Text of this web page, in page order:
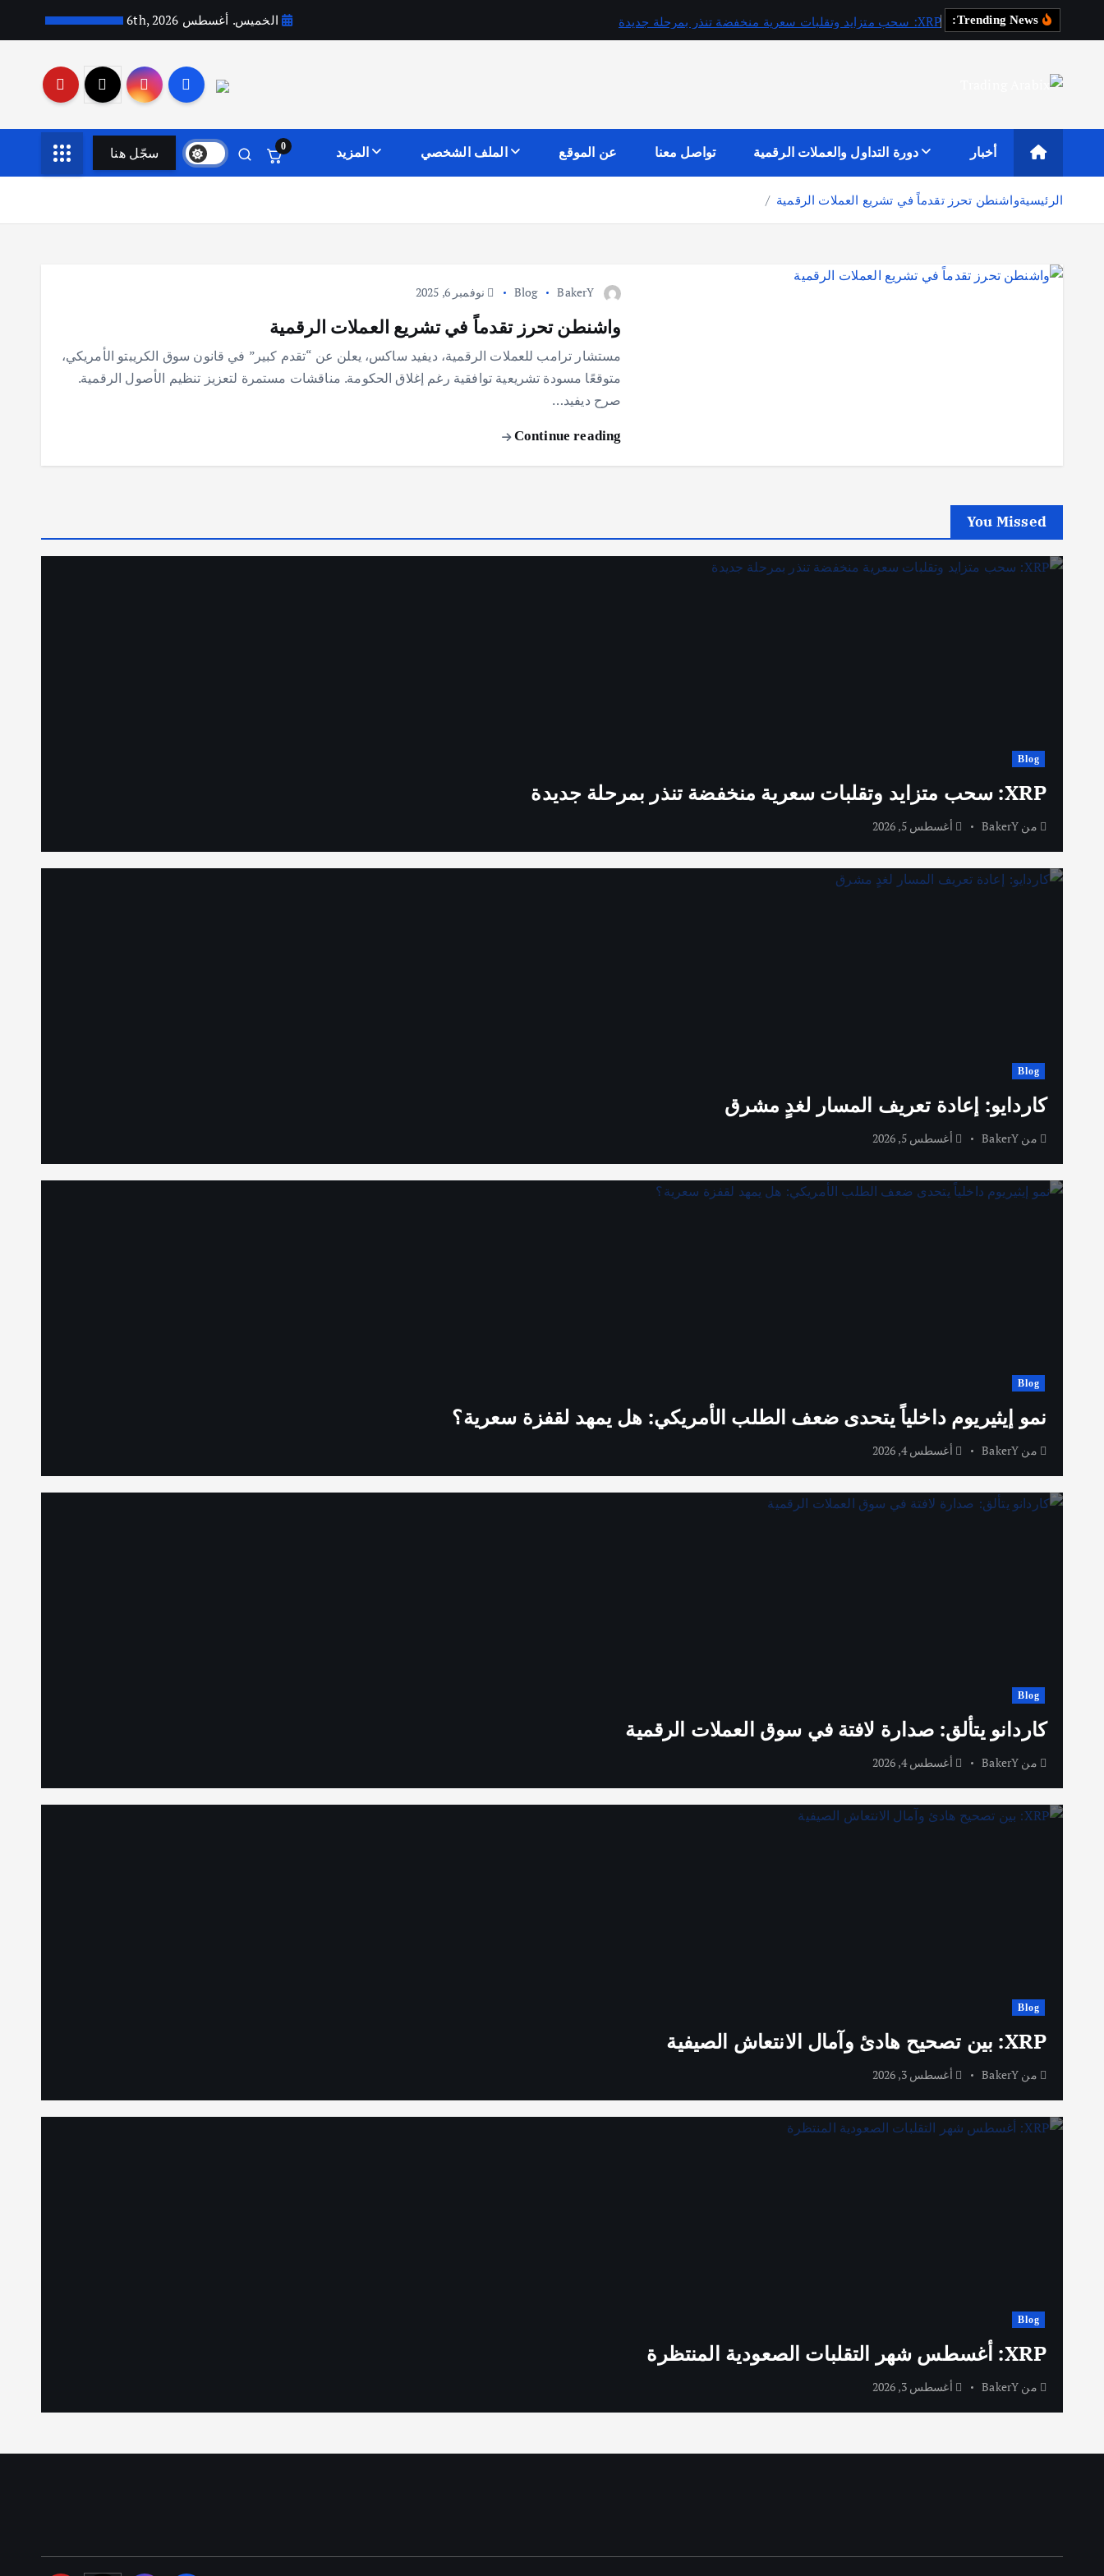
XRP: سحب متزايد وتقلبات سعرية منخفضة تنذر بمرحلة جديدة الخميس. أغسطس 6th, 2026
أخبار دورة التداول والعملات الرقمية تواصل معنا عن الموقع الملف الشخصي المزيد 0 سجّل هنا
الرئيسيةواشنطن تحرز تقدماً في تشريع العملات الرقمية
BakerY
Blog نوفمبر 6, 2025
واشنطن تحرز تقدماً في تشريع العملات الرقمية
مستشار ترامب للعملات الرقمية، ديفيد ساكس، يعلن عن “تقدم كبير” في قانون سوق الكريبتو الأمريكي،
متوقعًا مسودة تشريعية توافقية رغم إغلاق الحكومة. مناقشات مستمرة لتعزيز تنظيم الأصول الرقمية.
صرح ديفيد…
Continue reading
You Missed
Blog
XRP: سحب متزايد وتقلبات سعرية منخفضة تنذر بمرحلة جديدة
من BakerY أغسطس 5, 2026
Blog
كاردايو: إعادة تعريف المسار لغدٍ مشرق
من BakerY أغسطس 5, 2026
Blog
نمو إيثيريوم داخلياً يتحدى ضعف الطلب الأمريكي: هل يمهد لقفزة سعرية؟
من BakerY أغسطس 4, 2026
Blog
كاردانو يتألق: صدارة لافتة في سوق العملات الرقمية
من BakerY أغسطس 4, 2026
Blog
XRP: بين تصحيح هادئ وآمال الانتعاش الصيفية
من BakerY أغسطس 3, 2026
Blog
XRP: أغسطس شهر التقلبات الصعودية المنتظرة
من BakerY أغسطس 3, 2026